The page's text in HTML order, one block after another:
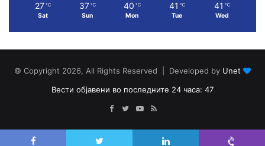
27 ℃
Sat
37 ℃
Sun
40 ℃
Mon
41 ℃
Tue
41 ℃
Wed
© Copyright 2026, All Rights Reserved | Developed by Unet
Вести објавени во последните 24 часа: 47
Facebook
TwitterYouTube
RSS